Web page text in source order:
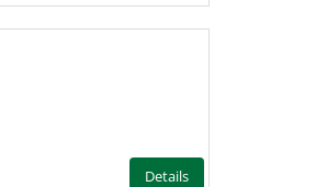
Details